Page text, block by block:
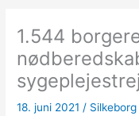
1.544
18. juni 2021 /